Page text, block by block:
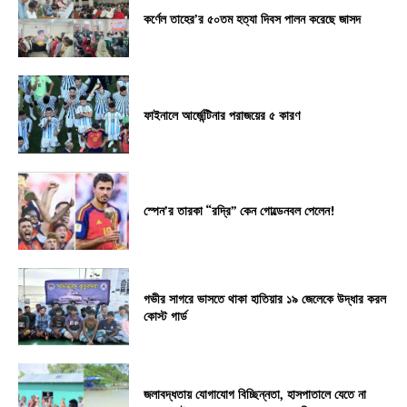
কর্ণেল তাহের’র ৫০তম হত্যা দিবস পালন করেছে জাসদ
ফাইনালে আর্জেন্টিনার পরাজয়ের ৫ কারণ
স্পেন’র তারকা “রদ্রি” কেন গোল্ডেনবল পেলেন!
গভীর সাগরে ভাসতে থাকা হাতিয়ার ১৯ জেলেকে উদ্ধার করল
কোস্ট গার্ড
জলাবদ্ধতায় যোগাযোগ বিচ্ছিন্নতা, হাসপাতালে যেতে না